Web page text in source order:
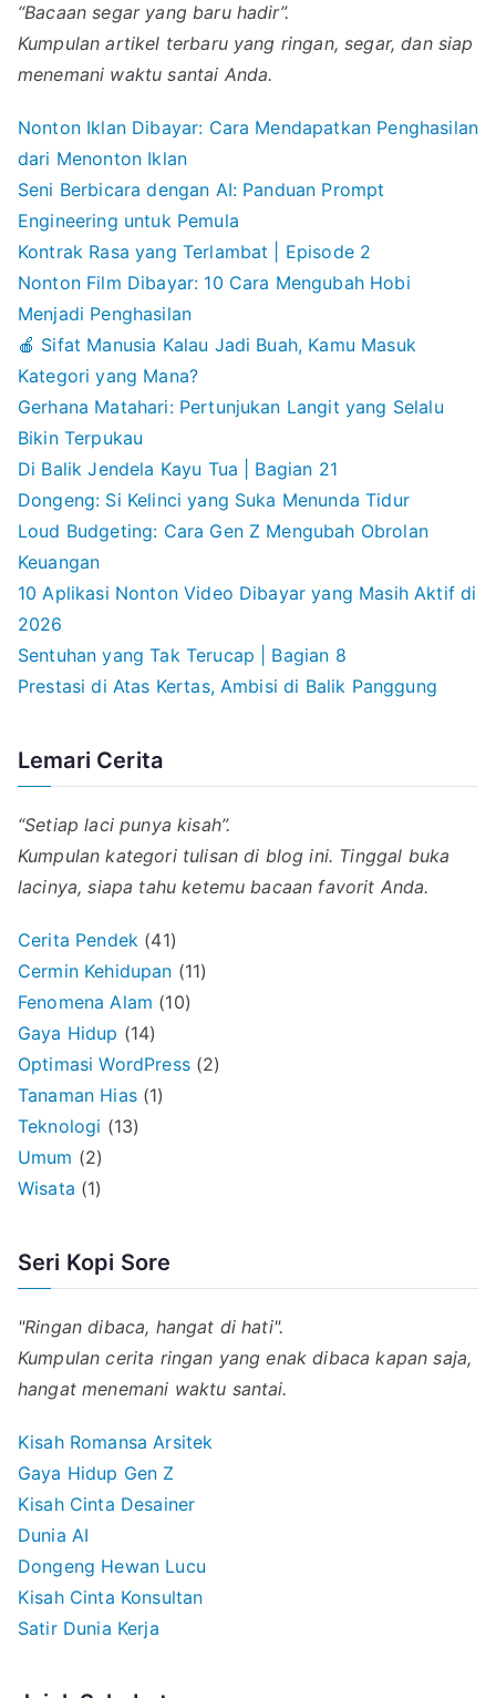
“Bacaan segar yang baru hadir”.
Kumpulan artikel terbaru yang ringan, segar, dan siap
menemani waktu santai Anda.
Nonton Iklan Dibayar: Cara Mendapatkan Penghasilan
dari Menonton Iklan
Seni Berbicara dengan AI: Panduan Prompt
Engineering untuk Pemula
Kontrak Rasa yang Terlambat | Episode 2
Nonton Film Dibayar: 10 Cara Mengubah Hobi
Menjadi Penghasilan
🍎 Sifat Manusia Kalau Jadi Buah, Kamu Masuk
Kategori yang Mana?
Gerhana Matahari: Pertunjukan Langit yang Selalu
Bikin Terpukau
Di Balik Jendela Kayu Tua | Bagian 21
Dongeng: Si Kelinci yang Suka Menunda Tidur
Loud Budgeting: Cara Gen Z Mengubah Obrolan
Keuangan
10 Aplikasi Nonton Video Dibayar yang Masih Aktif di
2026
Sentuhan yang Tak Terucap | Bagian 8
Prestasi di Atas Kertas, Ambisi di Balik Panggung
Lemari Cerita
“Setiap laci punya kisah”.
Kumpulan kategori tulisan di blog ini. Tinggal buka
lacinya, siapa tahu ketemu bacaan favorit Anda.
Cerita Pendek (41)
Cermin Kehidupan (11)
Fenomena Alam (10)
Gaya Hidup (14)
Optimasi WordPress(2)
Tanaman Hias(1)
Teknologi (13)
Umum (2)
Wisata (1)
Seri Kopi Sore
"Ringan dibaca, hangat di hati".
Kumpulan cerita ringan yang enak dibaca kapan saja,
hangat menemani waktu santai.
Kisah Romansa Arsitek
Gaya Hidup Gen Z
Kisah Cinta Desainer
Dunia AI
Dongeng Hewan Lucu
Kisah Cinta Konsultan
Satir Dunia Kerja